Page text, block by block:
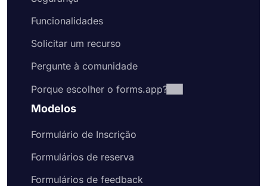
Funcionalidades
Solicitar um recurso
Pergunte à comunidade
Porque escolher o forms.app?
Modelos
Formulário de Inscrição
Formulários de reserva
Formulários de feedback